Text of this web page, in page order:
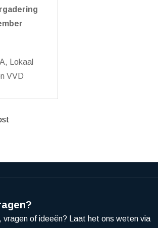
Lokaal
VVD
vragen of ideeën? Laat het ons weten via